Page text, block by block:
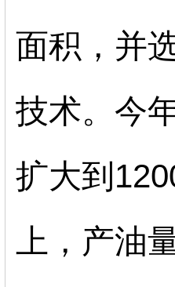
面积，并
技术。今
扩大到
上，产油